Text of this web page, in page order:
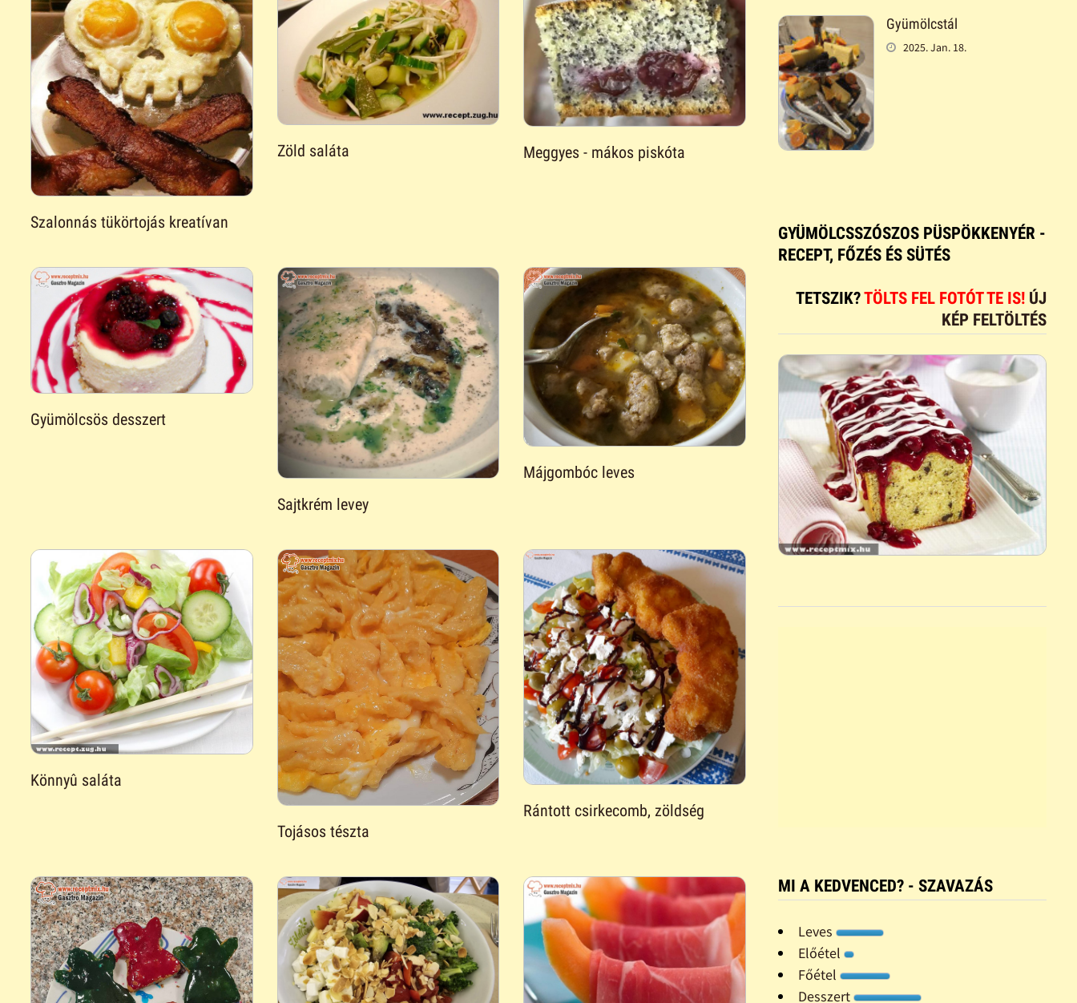
Szalonnás tükörtojás kreatívan
Zöld saláta Meggyes - mákos piskóta
Gyümölcsös desszert
Sajtkrém levey
Májgombóc leves
Könnyû saláta
Tojásos tészta
Rántott csirkecomb, zöldség
Gyümölcstál
2025. Jan. 18.
GYÜMÖLCSSZÓSZOS PÜSPÖKKENYÉR -
RECEPT, FŐZÉS ÉS SÜTÉS
TETSZIK?TÖLTS FEL FOTÓT TE IS! ÚJ
KÉP FELTÖLTÉS
MI A KEDVENCED? - SZAVAZÁS
Leves
Előétel
Főétel
Desszert